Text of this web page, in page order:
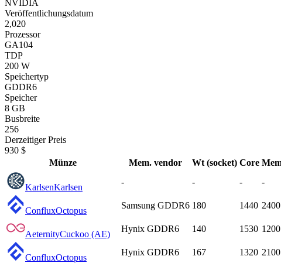
NVIDIA
Veröffentlichungsdatum
2,020
Prozessor
GA104
TDP
200 W
Speichertyp
GDDR6
Speicher
8 GB
Busbreite
256
Derzeitiger Preis
930 $
Münze
Mem. vendor Wt (socket) Core
KarlsenKarlsen
- - - -
ConfluxOctopus
Samsung GDDR6 180 1440 2400
AeternityCuckoo (AE)
Hynix GDDR6 140 1530 1200
ConfluxOctopus
Hynix GDDR6 167 1320 2100